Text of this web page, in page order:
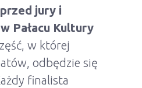
jury i
Pałacu Kultury
w której
odbędzie się
finalista